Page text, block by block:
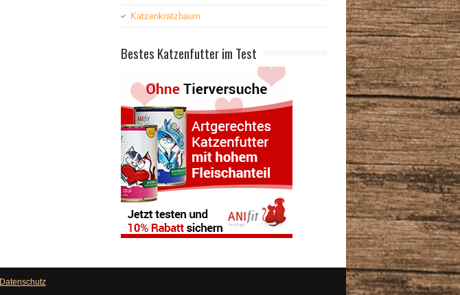
Katzenkratzbaum
Bestes Katzenfutter im Test
Datenschutz